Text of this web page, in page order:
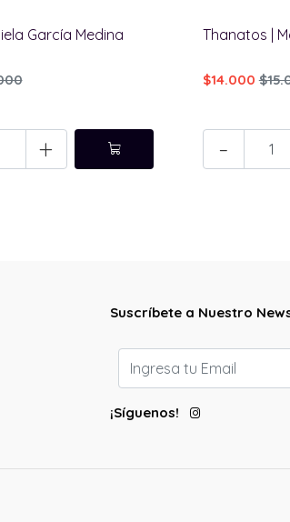
García Medina
+
Thanatos |
$14.000
-
Suscríbete a Nuestro
¡Síguenos!